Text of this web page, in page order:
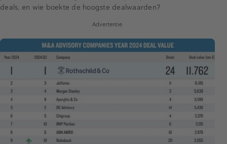
deals, en wie boekte de hoogste dealwaarden?
Advertentie